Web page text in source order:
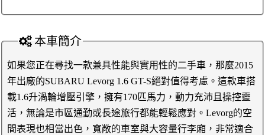
本車簡介
如果您正在尋找一款兼具性能與實用性的二手車，那麼2015
年出廠的SUBARU Levorg 1.6 GT-S絕對值得考慮。這款車搭
載1.6升渦輪增壓引擎，擁有170匹馬力，動力充沛且操控靈
活，無論是市區通勤或長途旅行都能輕鬆應對。Levorg的空
間表現也相當出色，寬敞的車室與大容量行李廂，非常適合